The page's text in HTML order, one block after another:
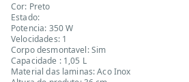
Cor: Preto
Estado:
Potencia: 350 W
Velocidades: 1
Corpo desmontavel: Sim
Capacidade : 1,05 L
Material das laminas: Aco Inox